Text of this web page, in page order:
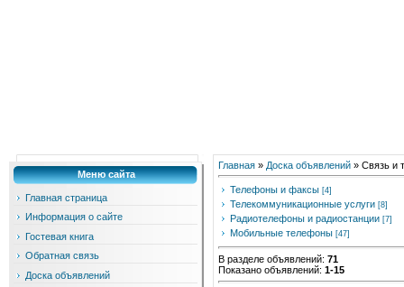
Меню сайта
Главная страница
Информация о сайте
Гостевая книга
Обратная связь
Доска объявлений
Главная » Доска объявлений » Связь и
Телефоны и факсы [4]
Телекоммуникационные услуги [8]
Радиотелефоны и радиостанции [7]
Мобильные телефоны [47]
В разделе объявлений: 71
Показано объявлений: 1-15